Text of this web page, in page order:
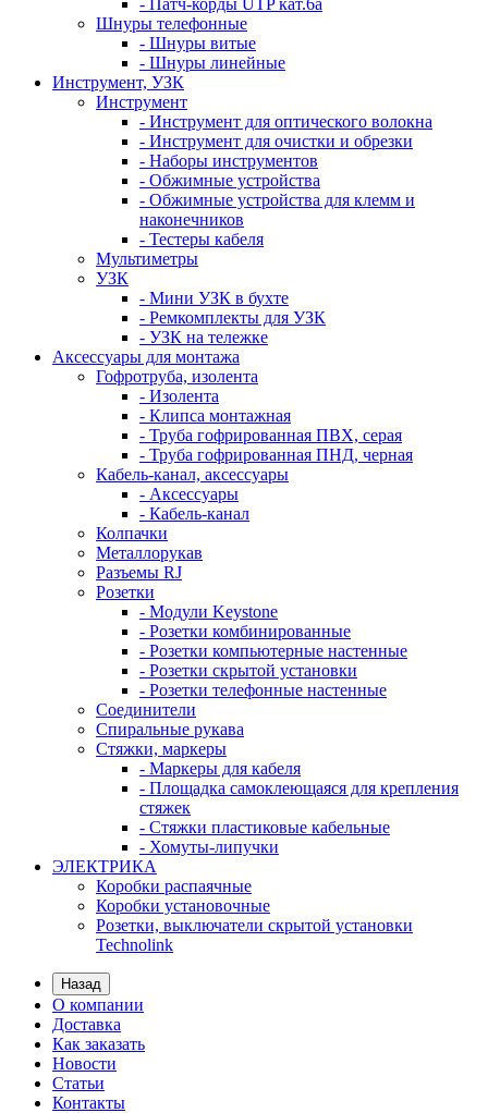
- Патч-корды UTP кат.6а
Шнуры телефонные
- Шнуры витые
- Шнуры линейные
Инструмент, УЗК
Инструмент
- Инструмент для оптического волокна
- Инструмент для очистки и обрезки
- Наборы инструментов
- Обжимные устройства
- Обжимные устройства для клемм и
наконечников
- Тестеры кабеля
Мультиметры
УЗК
- Мини УЗК в бухте
- Ремкомплекты для УЗК
- УЗК на тележке
Аксессуары для монтажа
Гофротруба, изолента
- Изолента
- Клипса монтажная
- Труба гофрированная ПВХ, серая
- Труба гофрированная ПНД, черная
Кабель-канал, аксессуары
- Аксессуары
- Кабель-канал
Колпачки
Металлорукав
Разъемы RJ
Розетки
- Модули Keystone
- Розетки комбинированные
- Розетки компьютерные настенные
- Розетки скрытой установки
- Розетки телефонные настенные
Соединители
Спиральные рукава
Стяжки, маркеры
- Маркеры для кабеля
- Площадка самоклеющаяся для крепления
стяжек
- Стяжки пластиковые кабельные
- Хомуты-липучки
ЭЛЕКТРИКА
Коробки распаячные
Коробки установочные
Розетки, выключатели скрытой установки
Technolink
Назад
О компании
Доставка
Как заказать
Новости
Статьи
Контакты